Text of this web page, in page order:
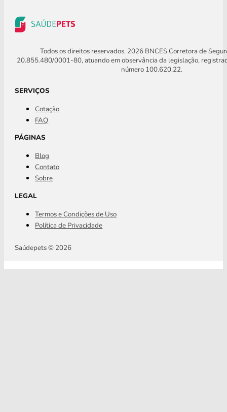
Todos os direitos reservados. 2026 BNCES Corretora de
20.855.480/0001-80, atuando em observância da legislação,
número 100.620.22.
SERVIÇOS
Cotação
FAQ
PÁGINAS
Blog
Contato
Sobre
LEGAL
Termos e Condições de Uso
Política de Privacidade
Saúdepets © 2026